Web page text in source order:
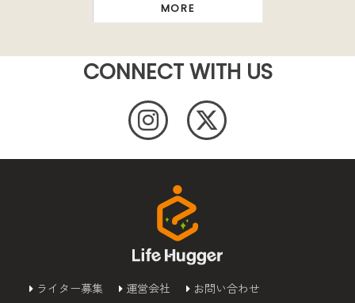
MORE
CONNECT WITH US
ライター募集 運営会社
お問い合わせ